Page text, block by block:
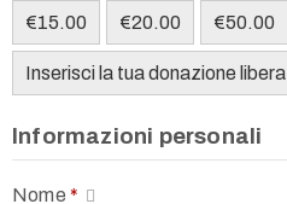
€15.00 €20.00 €50.00
Inserisci la tua donazione libera
Informazioni personali
Nome *